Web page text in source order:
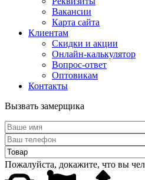
Вакансии
Карта сайта
Клиентам
Скидки и акции
Онлайн-калькулятор
Вопрос-ответ
Оптовикам
Контакты
Вызвать замерщика
Пожалуйста, докажите, что вы